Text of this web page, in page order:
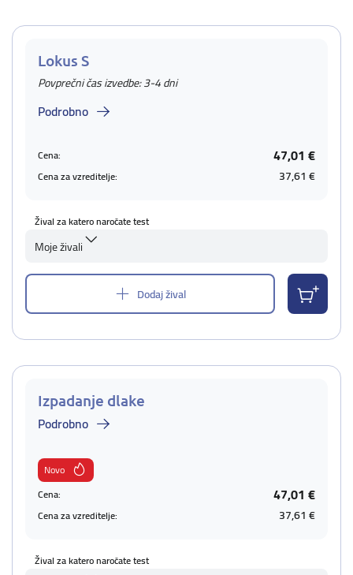
Lokus S
Povprečni čas izvedbe: 3-4 dni
Podrobno
Cena: 47,01 €
Cena za vzreditelje: 37,61 €
Žival za katero naročate test
Moje živali
Dodaj žival
Izpadanje dlake
Podrobno
Novo
Cena:
47,01 €
Cena za vzreditelje: 37,61 €
Žival za katero naročate test